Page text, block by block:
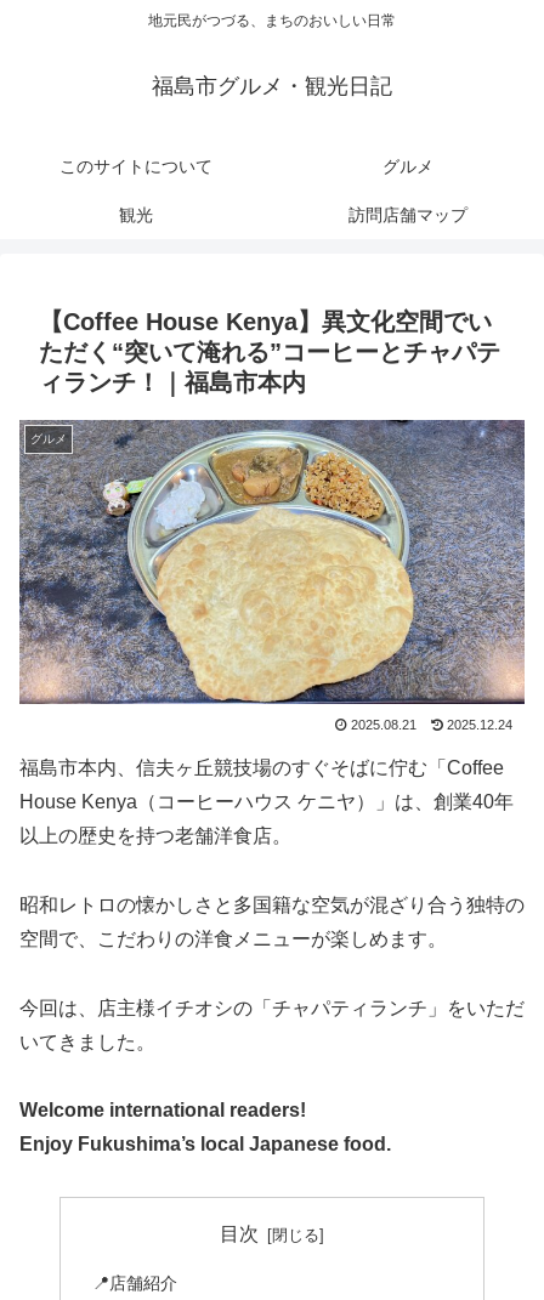
地元民がつづる、まちのおいしい日常
福島市グルメ・観光日記
このサイトについて グルメ
観光 訪問店舗マップ
【Coffee House Kenya】異文化空間でい
ただく“突いて淹れる”コーヒーとチャパテ
ィランチ！｜福島市本内
グルメ
2025.08.21 2025.12.24
福島市本内、信夫ヶ丘競技場のすぐそばに佇む「Coffee
House Kenya（コーヒーハウス ケニヤ）」は、創業40年
以上の歴史を持つ老舗洋食店。
昭和レトロの懐かしさと多国籍な空気が混ざり合う独特の
空間で、こだわりの洋食メニューが楽しめます。
今回は、店主様イチオシの「チャパティランチ」をいただ
いてきました。
Welcome international readers!
Enjoy Fukushima’s local Japanese food.
目次
📍店舗紹介